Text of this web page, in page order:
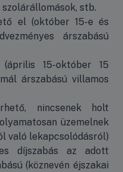
stb.
el (október 15-e és
árszabású
15-október 15
árszabású villamos
nincsenek holt
üzemelnek
való lekapcsolódásról)
díjszabás az adott
(köznevén éjszakai